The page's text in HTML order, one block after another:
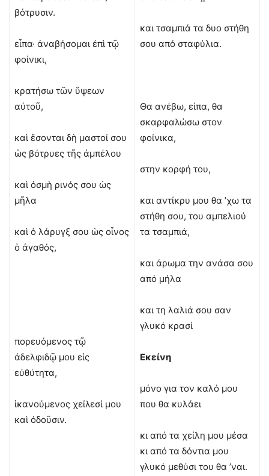
βότρυσιν.
εἶπα· ἀναβήσομαι ἐπὶ τῷ
φοίνικι,
κρατήσω τῶν ὕψεων
αὐτοῦ,
καὶ ἔσονται δὴ μαστοί σου
ὡς βότρυες τῆς ἀμπέλου
καὶ ὀσμὴ ρινός σου ὡς
μῆλα
καὶ ὁ λάρυγξ σου ὡς οἶνος
ὁ ἀγαθός,
πορευόμενος τῷ
ἀδελφιδῷ μου εἰς
εὐθύτητα,
ἱκανούμενος χείλεσί μου
καὶ ὀδοῦσιν.
και τσαμπιά τα δυο στήθη
σου από σταφύλια.
Θα ανέβω, είπα, θα
σκαρφαλώσω στον
φοίνικα,
στην κορφή του,
και αντίκρυ μου θα ’χω τα
στήθη σου, του αμπελιού
τα τσαμπιά,
και άρωμα την ανάσα σου
από μήλα
και τη λαλιά σου σαν
γλυκό κρασί
Εκείνη
μόνο για τον καλό μου
που θα κυλάει
κι από τα χείλη μου μέσα
κι από τα δόντια μου
γλυκό μεθύσι του θα ’ναι.